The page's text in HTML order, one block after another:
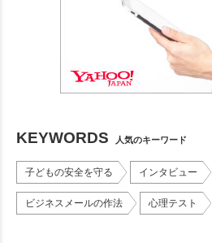
KEYWORDS 人気のキーワード
子どもの安全を守る インタビュー
ビジネスメールの作法 心理テスト